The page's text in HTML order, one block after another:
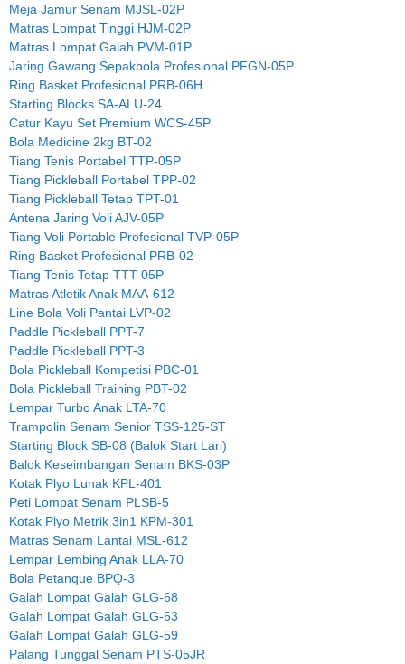
Meja Jamur Senam MJSL-02P
Matras Lompat Tinggi HJM-02P
Matras Lompat Galah PVM-01P
Jaring Gawang Sepakbola Profesional PFGN-05P
Ring Basket Profesional PRB-06H
Starting Blocks SA-ALU-24
Catur Kayu Set Premium WCS-45P
Bola Medicine 2kg BT-02
Tiang Tenis Portabel TTP-05P
Tiang Pickleball Portabel TPP-02
Tiang Pickleball Tetap TPT-01
Antena Jaring Voli AJV-05P
Tiang Voli Portable Profesional TVP-05P
Ring Basket Profesional PRB-02
Tiang Tenis Tetap TTT-05P
Matras Atletik Anak MAA-612
Line Bola Voli Pantai LVP-02
Paddle Pickleball PPT-7
Paddle Pickleball PPT-3
Bola Pickleball Kompetisi PBC-01
Bola Pickleball Training PBT-02
Lempar Turbo Anak LTA-70
Trampolin Senam Senior TSS-125-ST
Starting Block SB-08 (Balok Start Lari)
Balok Keseimbangan Senam BKS-03P
Kotak Plyo Lunak KPL-401
Peti Lompat Senam PLSB-5
Kotak Plyo Metrik 3in1 KPM-301
Matras Senam Lantai MSL-612
Lempar Lembing Anak LLA-70
Bola Petanque BPQ-3
Galah Lompat Galah GLG-68
Galah Lompat Galah GLG-63
Galah Lompat Galah GLG-59
Palang Tunggal Senam PTS-05JR